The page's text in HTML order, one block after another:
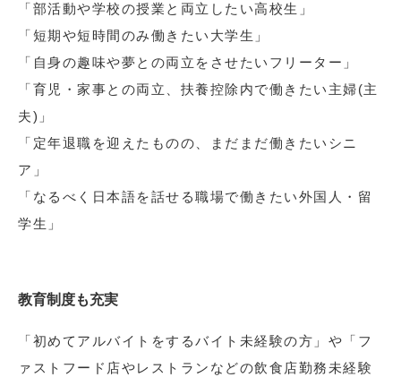
「部活動や学校の授業と両立したい高校生」
「短期や短時間のみ働きたい大学生」
「自身の趣味や夢との両立をさせたいフリーター」
「育児・家事との両立、扶養控除内で働きたい主婦(主
夫)」
「定年退職を迎えたものの、まだまだ働きたいシニ
ア」
「なるべく日本語を話せる職場で働きたい外国人・留
学生」
教育制度も充実
「初めてアルバイトをするバイト未経験の方」や「フ
ァストフード店やレストランなどの飲食店勤務未経験